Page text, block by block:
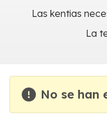
Las kentias
La
No se han